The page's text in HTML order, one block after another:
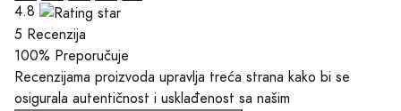
4.8
5 Recenzija
100% Preporučuje
Recenzijama proizvoda upravlja treća strana kako bi se
osigurala autentičnost i usklađenost sa našim